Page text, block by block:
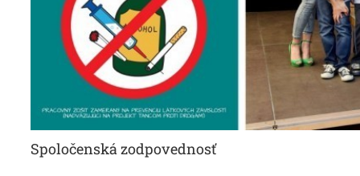
Spoločenská zodpovednosť